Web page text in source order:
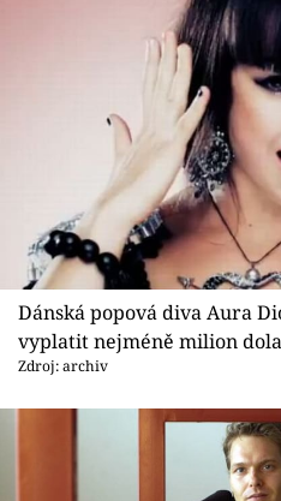
Dánská popová diva Aura
vyplatit nejméně milion
Zdroj: archiv